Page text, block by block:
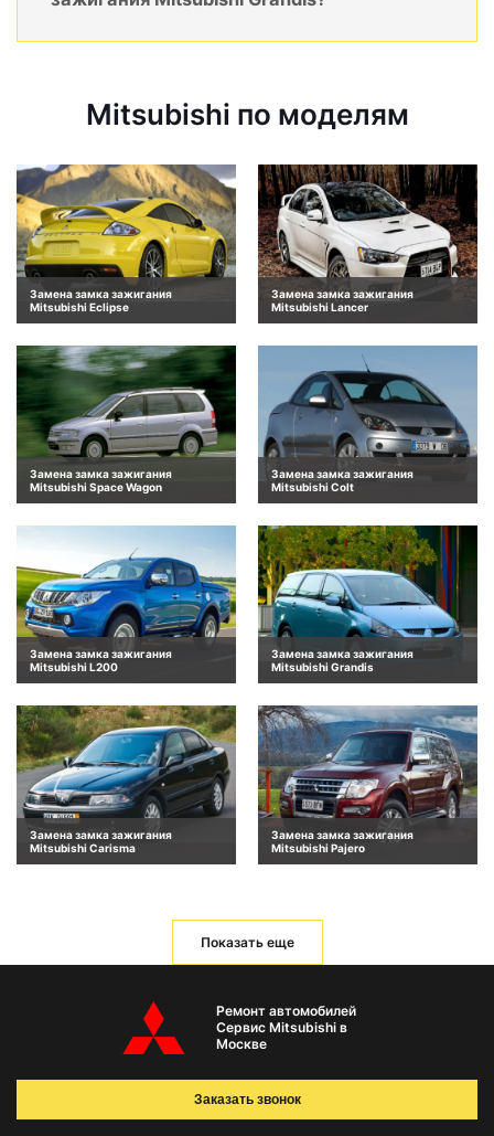
Mitsubishi по моделям
Замена замка зажигания
Mitsubishi Eclipse
Замена замка зажигания
Mitsubishi Lancer
Замена замка зажигания
Mitsubishi Space Wagon
Замена замка зажигания
Mitsubishi Colt
Замена замка зажигания
Mitsubishi L200
Замена замка зажигания
Mitsubishi Grandis
Замена замка зажигания
Mitsubishi Carisma
Замена замка зажигания
Mitsubishi Pajero
Показать еще
Ремонт автомобилей
Сервис Mitsubishi в
Москве
Заказать звонок